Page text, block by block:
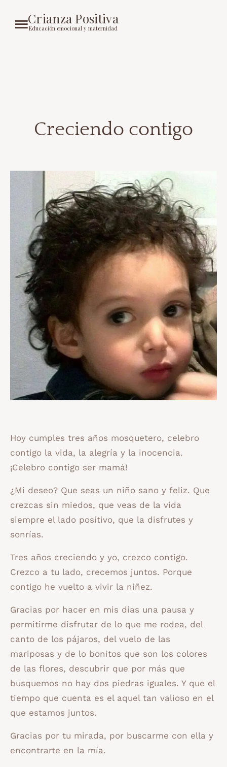
Crianza Positiva
Educación emocional y maternidad
Creciendo contigo
Hoy cumples tres años mosquetero, celebro
contigo la vida, la alegría y la inocencia.
¡Celebro contigo ser mamá!
¿Mi deseo? Que seas un niño sano y feliz. Que
crezcas sin miedos, que veas de la vida
siempre el lado positivo, que la disfrutes y
sonrías.
Tres años creciendo y yo, crezco contigo.
Crezco a tu lado, crecemos juntos. Porque
contigo he vuelto a vivir la niñez.
Gracias por hacer en mis días una pausa y
permitirme disfrutar de lo que me rodea, del
canto de los pájaros, del vuelo de las
mariposas y de lo bonitos que son los colores
de las flores, descubrir que por más que
busquemos no hay dos piedras iguales. Y que el
tiempo que cuenta es el aquel tan valioso en el
que estamos juntos.
Gracias por tu mirada, por buscarme con ella y
encontrarte en la mía.